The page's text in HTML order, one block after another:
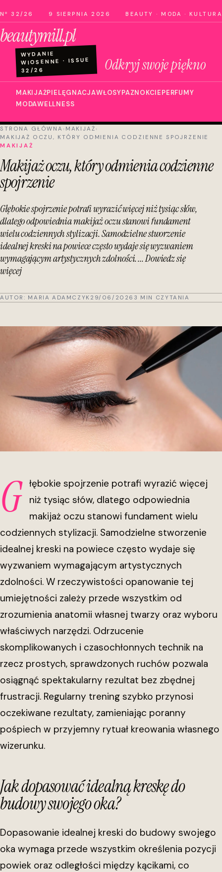
Nº 32/26 9 SIERPNIA 2026 BEAUTY · MODA · KULTURA
beautymill.pl
WYDANIE
WIOSENNE · ISSUE
32/26 Odkryj swoje piękno
MAKIJAŻPIELĘGNACJAWŁOSYPAZNOKCIEPERFUMY
MODAWELLNESS
STRONA GŁÓWNA › MAKIJAŻ ›
MAKIJAŻ OCZU, KTÓRY ODMIENIA CODZIENNE SPOJRZENIE
MAKIJAŻ
Makijaż oczu, który odmienia codzienne
spojrzenie
Głębokie spojrzenie potrafi wyrazić więcej niż tysiąc słów,
dlatego odpowiednia makijaż oczu stanowi fundament
wielu codziennych stylizacji. Samodzielne stworzenie
idealnej kreski na powiece często wydaje się wyzwaniem
wymagającym artystycznych zdolności. ... Dowiedz się
więcej
AUTOR: MARIA ADAMCZYK 29/06/2026 3 MIN CZYTANIA
G
łębokie spojrzenie potrafi wyrazić więcej
niż tysiąc słów, dlatego odpowiednia
makijaż oczu stanowi fundament wielu
codziennych stylizacji. Samodzielne stworzenie
idealnej kreski na powiece często wydaje się
wyzwaniem wymagającym artystycznych
zdolności. W rzeczywistości opanowanie tej
umiejętności zależy przede wszystkim od
zrozumienia anatomii własnej twarzy oraz wyboru
właściwych narzędzi. Odrzucenie
skomplikowanych i czasochłonnych technik na
rzecz prostych, sprawdzonych ruchów pozwala
osiągnąć spektakularny rezultat bez zbędnej
frustracji. Regularny trening szybko przynosi
oczekiwane rezultaty, zamieniając poranny
pośpiech w przyjemny rytuał kreowania własnego
wizerunku.
Jak dopasować idealną kreskę do
budowy swojego oka?
Dopasowanie idealnej kreski do budowy swojego
oka wymaga przede wszystkim określenia pozycji
powiek oraz odległości między kącikami, co